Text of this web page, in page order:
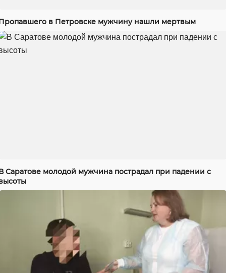
в Петровске мужчину нашли мертвым
Саратове молодой мужчина пострадал при падении с